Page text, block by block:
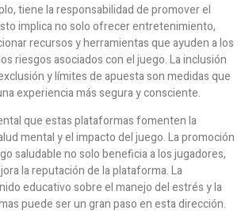
tiene la responsabilidad de promover el
implica no solo ofrecer entretenimiento,
recursos y herramientas que ayuden a los
riesgos asociados con el juego. La inclusión
y límites de apuesta son medidas que
experiencia más segura y consciente.
que estas plataformas fomenten la
mental y el impacto del juego. La promoción
saludable no solo beneficia a los jugadores,
la reputación de la plataforma. La
educativo sobre el manejo del estrés y la
puede ser un gran paso en esta dirección.